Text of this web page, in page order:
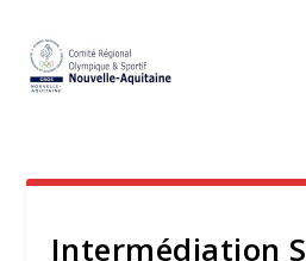
Intermédiation